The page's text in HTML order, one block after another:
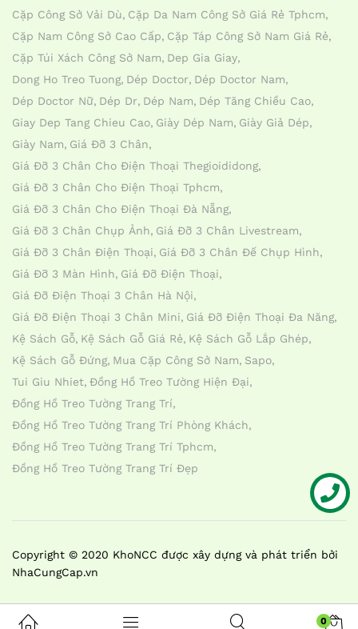
Cặp Công Sở Vải Dù Cặp Da Nam Công Sở Giá Rẻ Tphcm
Cặp Nam Công Sở Cao Cấp Cặp Táp Công Sở Nam Giá Rẻ
Cặp Túi Xách Công Sở Nam Dep Gia Giay
Dong Ho Treo Tuong Dép Doctor Dép Doctor Nam
Dép Doctor Nữ Dép Dr Dép Nam Dép Tăng Chiều Cao
Giay Dep Tang Chieu Cao Giày Dép Nam Giày Giả Dép
Giày Nam Giá Đỡ 3 Chân
Giá Đỡ 3 Chân Cho Điện Thoại Thegioididong
Giá Đỡ 3 Chân Cho Điện Thoại Tphcm
Giá Đỡ 3 Chân Cho Điện Thoại Đà Nẵng
Giá Đỡ 3 Chân Chụp Ảnh Giá Đỡ 3 Chân Livestream
Giá Đỡ 3 Chân Điện Thoại Giá Đỡ 3 Chân Đế Chụp Hình
Giá Đỡ 3 Màn Hình Giá Đỡ Điện Thoại
Giá Đỡ Điện Thoại 3 Chân Hà Nội
Giá Đỡ Điện Thoại 3 Chân Mini Giá Đỡ Điện Thoại Đa Năng
Kệ Sách Gỗ Kệ Sách Gỗ Giá Rẻ Kệ Sách Gỗ Lắp Ghép
Kệ Sách Gỗ Đứng Mua Cặp Công Sở Nam Sapo
Tui Giu Nhiet Đồng Hồ Treo Tường Hiện Đại
Đồng Hồ Treo Tường Trang Trí
Đồng Hồ Treo Tường Trang Trí Phòng Khách
Đồng Hồ Treo Tường Trang Trí Tphcm
Đồng Hồ Treo Tường Trang Trí Đẹp
Copyright © 2020 KhoNCC được xây dựng và phát triển bởi
NhaCungCap.vn
0
Liên hệ